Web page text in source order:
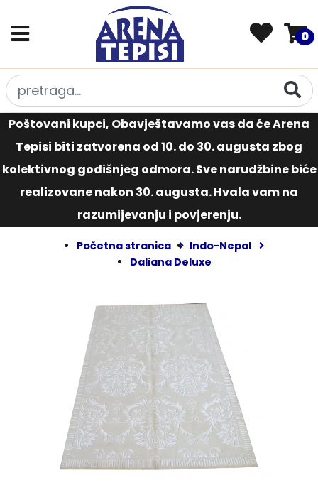
0
Poštovani kupci, Obavještavamo vas da će Arena
Tepisi biti zatvorena od 10. do 30. augusta zbog
kolektivnog godišnjeg odmora. Sve narudžbine biće
realizovane nakon 30. augusta. Hvala vam na
razumijevanju i povjerenju.
Početna stranica
Indo-Nepal
Daliana Deluxe